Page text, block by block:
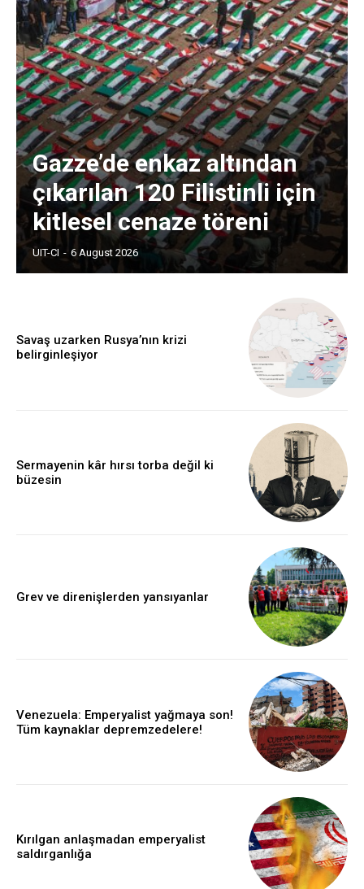
Gazze’de enkaz altından
çıkarılan 120 Filistinli için
kitlesel cenaze töreni
UIT-CI - 6 August 2026
Savaş uzarken Rusya’nın krizi
belirginleşiyor
Sermayenin kâr hırsı torba değil ki
büzesin
Grev ve direnişlerden yansıyanlar
Venezuela: Emperyalist yağmaya son!
Tüm kaynaklar depremzedelere!
Kırılgan anlaşmadan emperyalist
saldırganlığa